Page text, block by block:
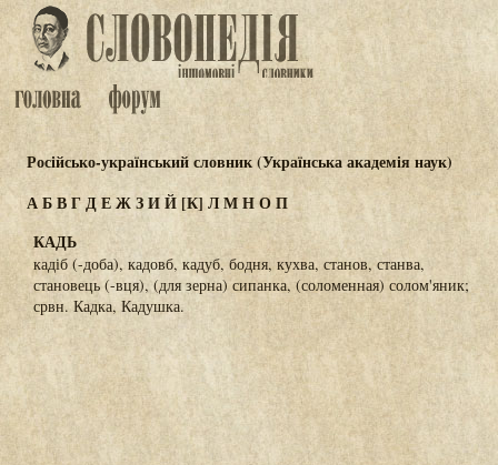
Російсько-український словник (Українська академія наук)
АБВГДЕЖЗИЙ[К]ЛМНОП
КАДЬ
кадіб (-доба), кадовб, кадуб, бодня, кухва, станов, станва,
становець (-вця), (для зерна) сипанка, (соломенная) солом'яник;
срвн. Кадка, Кадушка.